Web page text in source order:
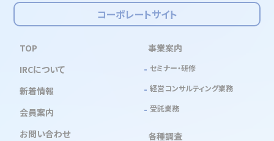
コーポレートサイト
TOP
IRCについて
新着情報
会員案内
お問い合わせ
事業案内
セミナー・研修
経営コンサルティング業務
受託業務
各種調査